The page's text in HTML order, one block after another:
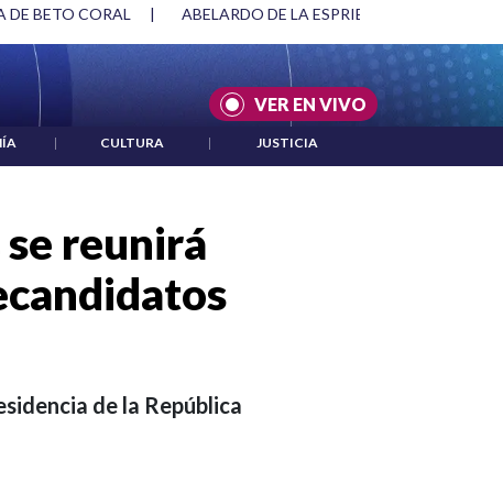
Y DMG | ACUERDOS ENTRE ESTADOS UNIDOS E
VER EN VIVO
| CULTURA | JUSTICIA
reunirá
de la República